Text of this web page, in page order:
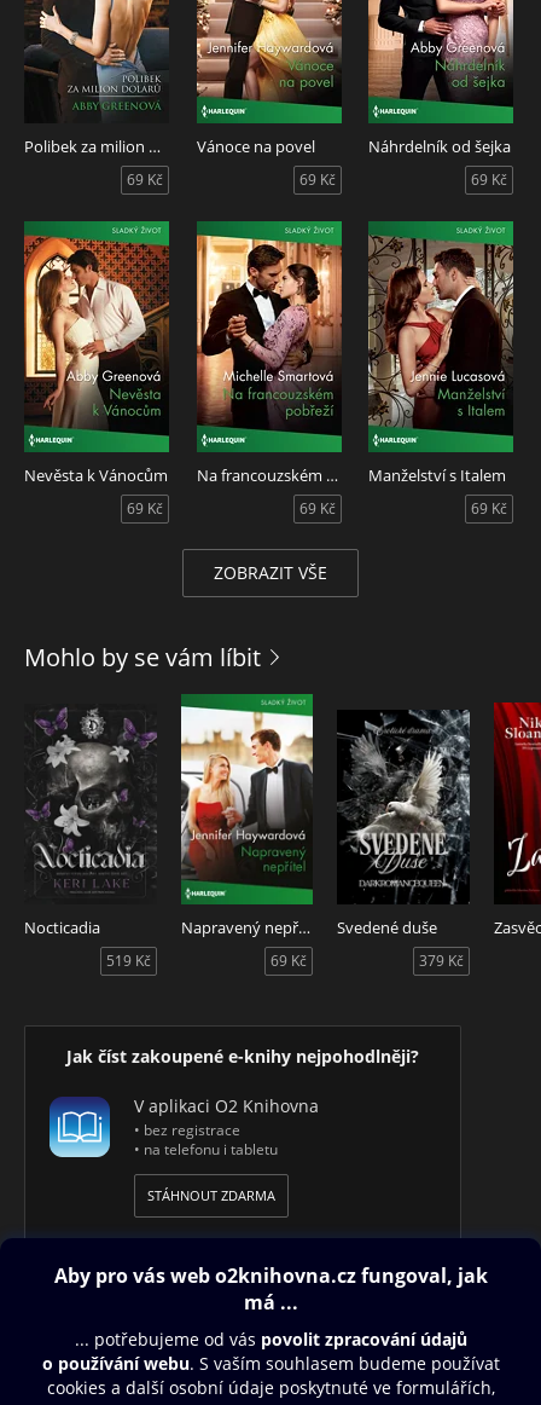
Polibek za milion dolarů
69 Kč
Vánoce na povel
69 Kč
Náhrdelník od šejka
69 Kč
Nevěsta k Vánocům
69 Kč
Na francouzském pobřeží
69 Kč
Manželství s Italem
69 Kč
ZOBRAZIT VŠE
Mohlo by se vám líbit
Nocticadia
519 Kč
Napravený nepřítel
69 Kč
Svedené duše
379 Kč
Jak číst zakoupené e-knihy nejpohodlněji?
V aplikaci O2 Knihovna
• bez registrace
• na telefonu i tabletu
STÁHNOUT ZDARMA
Obsah ke stažení
Moje O2 Knihovna